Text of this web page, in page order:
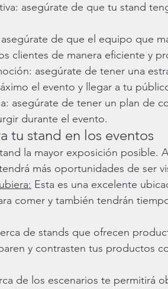
asegúrate de que tu stand
de que el equipo que
clientes de manera eficiente y
asegúrate de tener una
el evento y llegar a tu
asegúrate de tener un plan de
durante el evento.
tu stand en los eventos
la mayor exposición posible.
más oportunidades de ser
Esta es una excelente
comer y también tendrán
de stands que ofrecen
y contrasten tus productos
de los escenarios te permitirá